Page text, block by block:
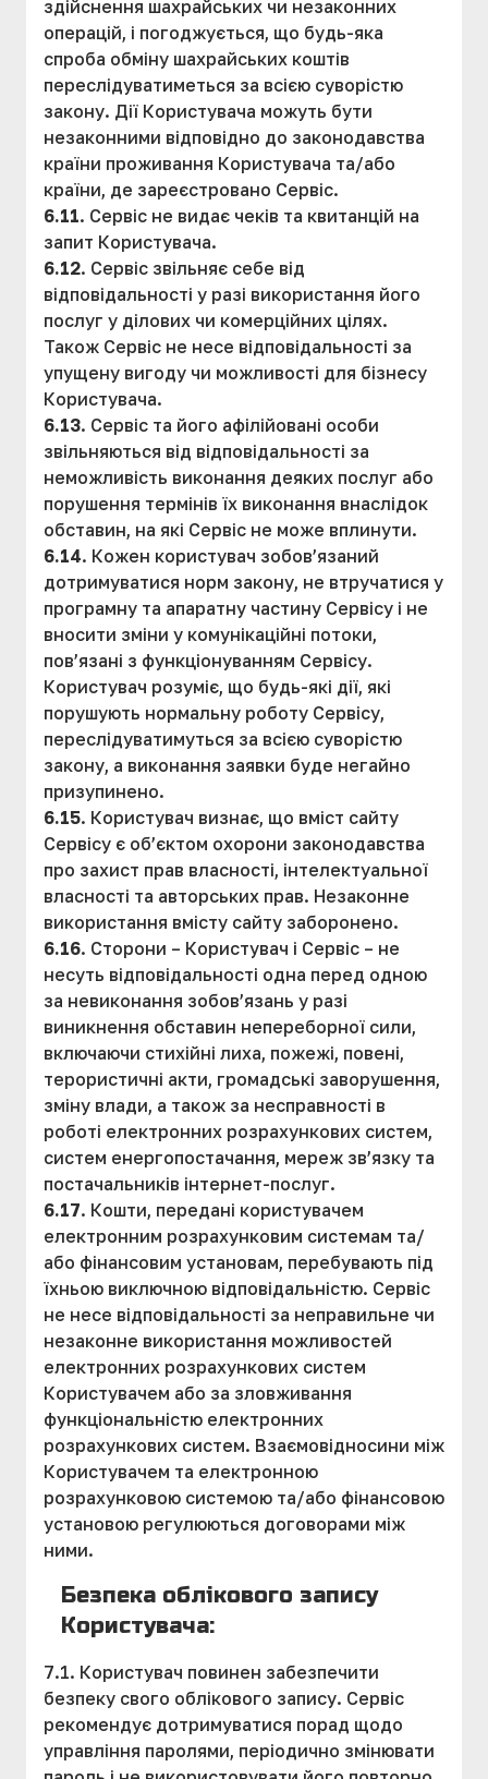
здійснення шахрайських чи незаконних
операцій, і погоджується, що будь-яка
спроба обміну шахрайських коштів
переслідуватиметься за всією суворістю
закону. Дії Користувача можуть бути
незаконними відповідно до законодавства
країни проживання Користувача та/або
країни, де зареєстровано Сервіс.
6.11. Сервіс не видає чеків та квитанцій на
запит Користувача.
6.12. Сервіс звільняє себе від
відповідальності у разі використання його
послуг у ділових чи комерційних цілях.
Також Сервіс не несе відповідальності за
упущену вигоду чи можливості для бізнесу
Користувача.
6.13. Сервіс та його афілійовані особи
звільняються від відповідальності за
неможливість виконання деяких послуг або
порушення термінів їх виконання внаслідок
обставин, на які Сервіс не може вплинути.
6.14. Кожен користувач зобов’язаний
дотримуватися норм закону, не втручатися у
програмну та апаратну частину Сервісу і не
вносити зміни у комунікаційні потоки,
пов’язані з функціонуванням Сервісу.
Користувач розуміє, що будь-які дії, які
порушують нормальну роботу Сервісу,
переслідуватимуться за всією суворістю
закону, а виконання заявки буде негайно
призупинено.
6.15. Користувач визнає, що вміст сайту
Сервісу є об’єктом охорони законодавства
про захист прав власності, інтелектуальної
власності та авторських прав. Незаконне
використання вмісту сайту заборонено.
6.16. Сторони – Користувач і Сервіс – не
несуть відповідальності одна перед одною
за невиконання зобов’язань у разі
виникнення обставин непереборної сили,
включаючи стихійні лиха, пожежі, повені,
терористичні акти, громадські заворушення,
зміну влади, а також за несправності в
роботі електронних розрахункових систем,
систем енергопостачання, мереж зв’язку та
постачальників інтернет-послуг.
6.17. Кошти, передані користувачем
електронним розрахунковим системам та/
або фінансовим установам, перебувають під
їхньою виключною відповідальністю. Сервіс
не несе відповідальності за неправильне чи
незаконне використання можливостей
електронних розрахункових систем
Користувачем або за зловживання
функціональністю електронних
розрахункових систем. Взаємовідносини між
Користувачем та електронною
розрахунковою системою та/або фінансовою
установою регулюються договорами між
ними.
Безпека облікового запису
Користувача:
7.1. Користувач повинен забезпечити
безпеку свого облікового запису. Сервіс
рекомендує дотримуватися порад щодо
управління паролями, періодично змінювати